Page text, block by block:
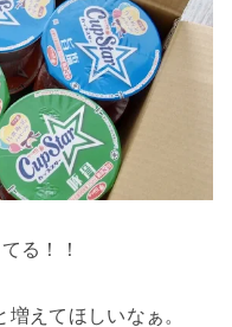
る！！
えてほしいなぁ。